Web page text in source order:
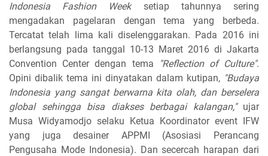
Indonesia Fashion Weeksetiap tahunnya sering
mengadakan pagelaran dengan tema yang berbeda.
Tercatat telah lima kali diselenggarakan. Pada 2016 ini
berlangsung pada tanggal 10-13 Maret 2016 di Jakarta
Convention Center dengan tema
"Reflection of Culture".
Opini dibalik tema ini dinyatakan dalam kutipan, "Budaya
Indonesia yang sangat berwarna kita olah, dan berselera
global sehingga bisa diakses berbagai kalangan,"ujar
Musa Widyamodjo selaku Ketua Koordinator event IFW
yang juga desainer APPMI (Asosiasi Perancang
Pengusaha Mode Indonesia). Dan secercah harapan dari